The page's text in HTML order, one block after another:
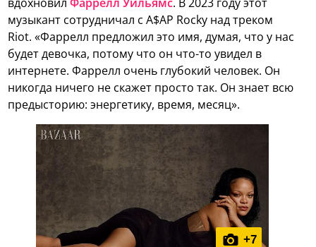
музыкант сотрудничал с A$AP Rocky над треком
Riot. «Фаррелл предложил это имя, думая, что у нас
будет девочка, потому что он что-то увидел в
интернете. Фаррелл очень глубокий человек. Он
никогда ничего не скажет просто так. Он знает всю
предысторию: энергетику, время, месяц».
+7